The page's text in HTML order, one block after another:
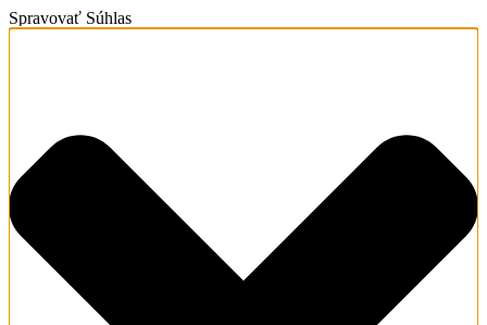
Spravovať Súhlas